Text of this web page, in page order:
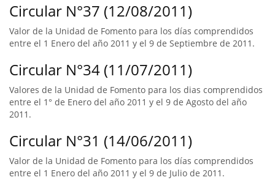
Circular N°37 (12/08/2011)
Valor de la Unidad de Fomento para los días comprendidos
entre el 1 Enero del año 2011 y el 9 de Septiembre de 2011.
Circular N°34 (11/07/2011)
Valores de la Unidad de Fomento para los dias comprendidos
entre el 1° de Enero del año 2011 y el 9 de Agosto del año
2011.
Circular N°31 (14/06/2011)
Valor de la Unidad de Fomento para los días comprendidos
entre el 1 Enero del año 2011 y el 9 de Julio de 2011.